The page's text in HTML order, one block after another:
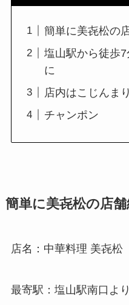
簡単に美㐂松の
塩山駅から徒歩
に
店内はこじんま
チャンポン
簡単に美㐂松の店
店名：中華料理 美㐂松
最寄駅：塩山駅南口よ